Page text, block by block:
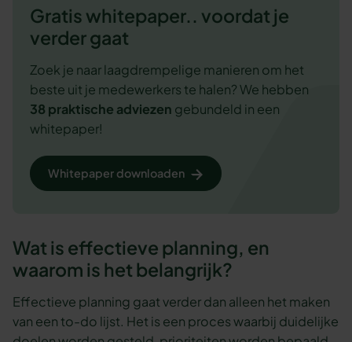
Gratis whitepaper.. voordat je
verder gaat
Zoek je naar laagdrempelige manieren om het
beste uit je medewerkers te halen? We hebben
38 praktische adviezen gebundeld in een
whitepaper!
Whitepaper downloaden
Wat is effectieve planning, en
waarom is het belangrijk?
Effectieve planning gaat verder dan alleen het maken
van een to-do lijst. Het is een proces waarbij duidelijke